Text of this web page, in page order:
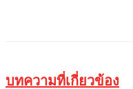
บทความที่เกี่ยวข้อง